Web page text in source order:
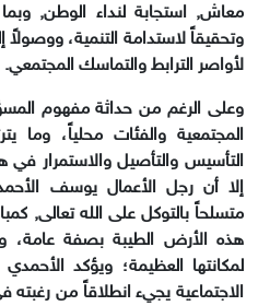
معاش, استجابة لنداء الوطن,
وتحقيقاً لاستدامة التنمية، ووصولاً
لأواصر الترابط والتماسك المجتمعي.
وعلى الرغم من حداثة مفهوم
المجتمعية والفئات محلياً،
التأسيس والتأصيل والاستمرار في
إلا أن رجل الأعمال يوسف
متسلحاً بالتوكل على الله تعالى,
هذه الأرض الطيبة بصفة عامة،
لمكانتها العظيمة؛ ويؤكد الأحمدي
الاجتماعية يجيء انطلاقاً من